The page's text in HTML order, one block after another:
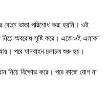
বেতন ভাতা পরিশোধ করা হয়নি। ওই
নিয়ে অবরোধ সৃষ্টি করে। এতে ওই এলাকা
পরে যানবাহন চলাচল শুরু হয়।
নিয়ে বিক্ষোভ করে। পরে কাজে যোগ না